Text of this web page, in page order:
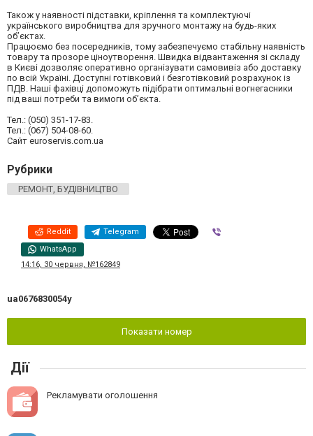
Також у наявності підставки, кріплення та комплектуючі
українського виробництва для зручного монтажу на будь-яких
об’єктах.
Працюємо без посередників, тому забезпечуємо стабільну наявність
товару та прозоре ціноутворення. Швидка відвантаження зі складу
в Києві дозволяє оперативно організувати самовивіз або доставку
по всій Україні. Доступні готівковий і безготівковий розрахунок із
ПДВ. Наші фахівці допоможуть підібрати оптимальні вогнегасники
під ваші потреби та вимоги об’єкта.
Тел.: (050) 351-17-83.
Тел.: (067) 504-08-60.
Cайт euroservis.com.ua
Рубрики
РЕМОНТ, БУДІВНИЦТВО
Reddit Telegram
WhatsApp
14:16, 30 червня, №162849
ua0676830054y
Показати номер
Дії
Рекламувати оголошення